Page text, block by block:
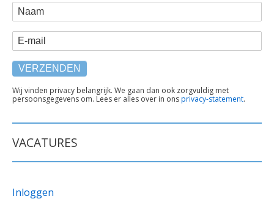
WEBFORM
Naam
E-mail
TEKST
ONDER
Wij vinden privacy belangrijk. We gaan dan ook zorgvuldig met
persoonsgegevens om. Lees er alles over in onsprivacy-statement.
VACATURES
Inloggen